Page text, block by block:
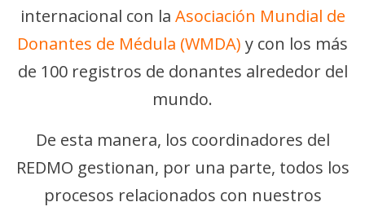
internacional con la Asociación Mundial de
Donantes de Médula (WMDA) y con los más
de 100 registros de donantes alrededor del
mundo.
De esta manera, los coordinadores del
REDMO gestionan, por una parte, todos los
procesos relacionados con nuestros